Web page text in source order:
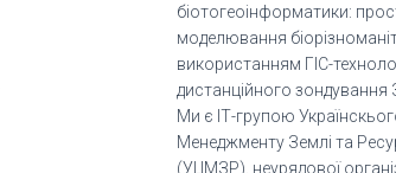
біотогеоінформатики:
моделювання
використанням ГІС-
дистанційного зондування
Ми є ІТ-групою
Менеджменту Землі та
(УЦМЗР), неурядової